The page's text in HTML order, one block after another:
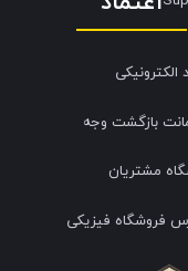
الکترونیکی
بازگشت وجه
مشتریان
فروشگاه فیزیکی